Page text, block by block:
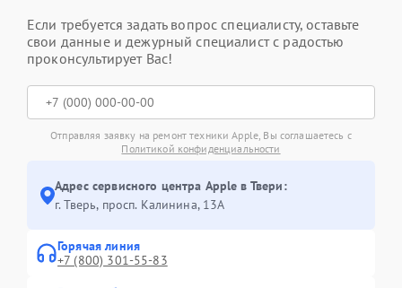
Если требуется задать вопрос специалисту, оставьте
свои данные и дежурный специалист с радостью
проконсультирует Вас!
Отправляя заявку на ремонт техники Apple, Вы соглашаетесь с
Политикой конфиденциальности
Адрес сервисного центра Apple в Твери:
г. Тверь, просп. Калинина, 13А
Горячая линия
+7 (800) 301-55-83